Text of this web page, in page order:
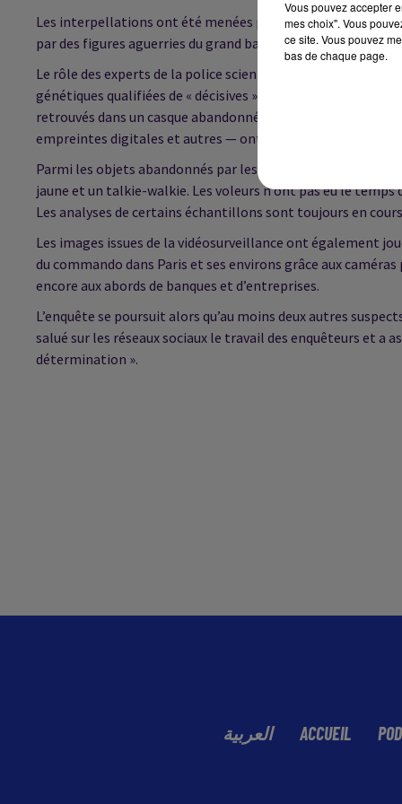
Les interpellations ont été menées par la Brigade de
par des figures aguerries du grand banditisme, a rapporté
Le rôle des experts de la police scientifique s’est avéré
génétiques qualifiées de « décisives » ont permis d’orienter
retrouvés dans un casque abandonné par les malfaiteurs
empreintes digitales et autres — ont été réalisés sur la
Parmi les objets abandonnés par les auteurs présumés
jaune et un talkie-walkie. Les voleurs n’ont pas eu le
Les analyses de certains échantillons sont toujours en
Les images issues de la vidéosurveillance ont également
du commando dans Paris et ses environs grâce aux
encore aux abords de banques et d’entreprises.
L’enquête se poursuit alors qu’au moins deux autres
salué sur les réseaux sociaux le travail des enquêteurs et a
détermination ».
Vous pouvez accepter
mes choix". Vous
ce site. Vous pouvez
bas de chaque page.